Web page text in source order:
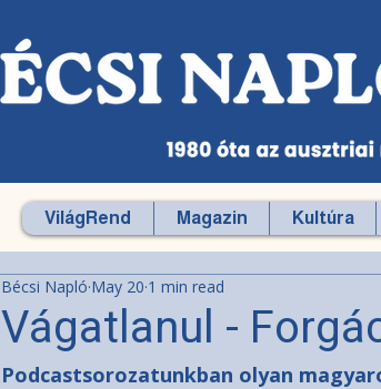
VilágRend Magazin Kultúra
Vágatlanul -
Bécsi Napló May 20 1 min read
Podcastsorozatunkban olyan